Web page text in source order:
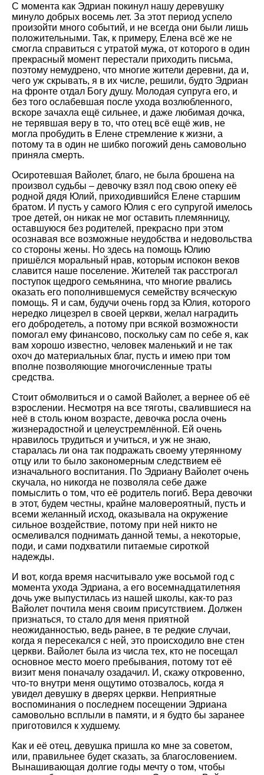
С момента как Эдриан покинул нашу деревушку
минуло добрых восемь лет. За этот период успело
произойти много событий, и не всегда они были лишь
положительными. Так, к примеру, Елена всё же не
смогла справиться с утратой мужа, от которого в один
прекрасный момент перестали приходить письма,
поэтому немудрено, что многие жители деревни, да и,
чего уж скрывать, я в их числе, решили, будто Эдриан
на фронте отдал Богу душу. Молодая супруга его, и
без того ослабевшая после ухода возлюбленного,
вскоре зачахла ещё сильнее, и даже любимая дочка,
не терявшая веру в то, что отец всё ещё жив, не
могла пробудить в Елене стремление к жизни, а
потому та в один не шибко погожий день самовольно
приняла смерть.
Осиротевшая Вайолет, благо, не была брошена на
произвол судьбы – девочку взял под свою опеку её
родной дядя Юлий, приходившийся Елене старшим
братом. И пусть у самого Юлия с его супругой имелось
трое детей, он никак не мог оставить племянницу,
оставшуюся без родителей, прекрасно при этом
осознавая все возможные неудобства и недовольства
со стороны жены. Но здесь на помощь Юлию
пришёлся моральный нрав, которым испокон веков
славится наше поселение. Жителей так расстрогал
поступок щедрого семьянина, что многие рвались
оказать его пополнившемуся семейству всяческую
помощь. Я и сам, будучи очень горд за Юлия, которого
нередко лицезрел в своей церкви, желал наградить
его добродетель, а потому при всякой возможности
помогал ему финансово, поскольку сам по себе я, как
вам хорошо известно, человек маленький и не так
охоч до материальных благ, пусть и имею при том
вполне позволяющие многочисленные траты
средства.
Стоит обмолвиться и о самой Вайолет, а вернее об её
взрослении. Несмотря на все тяготы, свалившиеся на
неё в столь юном возрасте, девочка росла очень
жизнерадостной и целеустремлённой. Ей очень
нравилось трудиться и учиться, и уж не знаю,
старалась ли она так подражать своему утерянному
отцу или то было закономерным следствием её
изначального воспитания. По Эдриану Вайолет очень
скучала, но никогда не позволяла себе даже
помыслить о том, что её родитель погиб. Вера девочки
в этот, будем честны, крайне маловероятный, пусть и
всеми желанный исход, оказывала на окружение
сильное воздействие, потому при ней никто не
осмеливался поднимать данной темы, а некоторые,
поди, и сами подхватили питаемые сироткой
надежды.
И вот, когда время насчитывало уже восьмой год с
момента ухода Эдриана, а его восемнадцатилетняя
дочь уже выпустилась из нашей школы, как-то раз
Вайолет почтила меня своим присутствием. Должен
признаться, то стало для меня приятной
неожиданностью, ведь ранее, в те редкие случаи,
когда я пересекался с ней, это происходило вне стен
церкви. Вайолет была из числа тех, кто не посещал
основное место моего пребывания, потому тот её
визит меня поначалу озадачил. И, скажу откровенно,
что-то внутри меня ощутимо отозвалось, когда я
увидел девушку в дверях церкви. Неприятные
воспоминания о последнем посещении Эдриана
самовольно всплыли в памяти, и я будто бы заранее
приготовился к худшему.
Как и её отец, девушка пришла ко мне за советом,
или, правильнее будет сказать, за благословением.
Вынашивающая долгие годы мечту о том, чтобы